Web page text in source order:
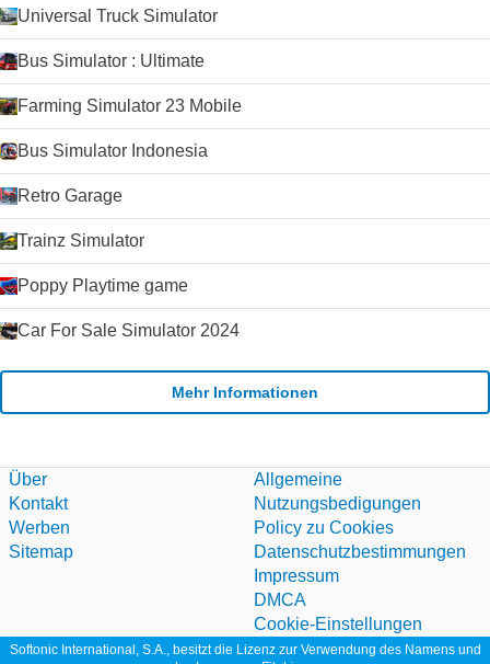
Universal Truck Simulator
Bus Simulator : Ultimate
Farming Simulator 23 Mobile
Bus Simulator Indonesia
Retro Garage
Trainz Simulator
Poppy Playtime game
Car For Sale Simulator 2024
Mehr Informationen
Über
Kontakt
Werben
Sitemap
Allgemeine
Nutzungsbedigungen
Policy zu Cookies
Datenschutzbestimmungen
Impressum
DMCA
Cookie-Einstellungen
Softonic International, S.A., besitzt die Lizenz zur Verwendung des Namens und